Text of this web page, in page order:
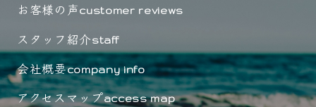
お客様の声customer reviews
スタッフ紹介staff
会社概要company info
アクセスマップaccess map